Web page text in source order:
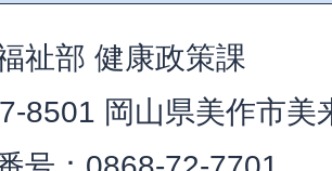
祉部 健康政策課
8501 岡山県美作市美